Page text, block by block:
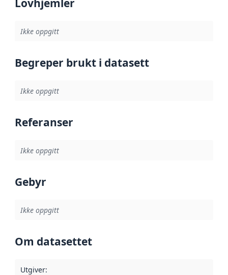
Lovhjemler
Ikke oppgitt
Begreper brukt i datasett
Ikke oppgitt
Referanser
Ikke oppgitt
Gebyr
Ikke oppgitt
Om datasettet
Utgiver: